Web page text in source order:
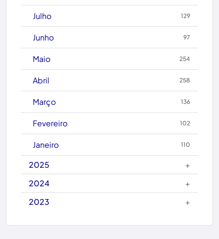
Caturama
Chapada Diamantina
Condeúba
Julho 129
Junho 97
Maio 254
Abril 258
Março 136
Fevereiro 102
Janeiro 110
2025
+
2024
+
2023
+